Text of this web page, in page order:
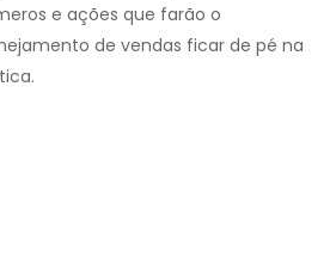
e ações que farão o
de vendas ficar de pé na